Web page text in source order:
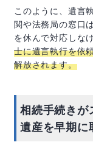
このように、遺言
関や法務局の窓口
を休んで対応しな
士に遺言執行を依
解放されます。
相続手続きが
遺産を早期に